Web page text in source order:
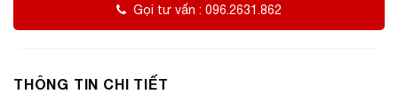
Gọi tư vấn : 096.2631.862
THÔNG TIN CHI TIẾT